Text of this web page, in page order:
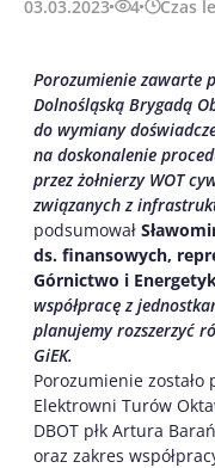
03.03.2023 4 Czas
Porozumienie zawarte
Dolnośląską Brygadą
do wymiany
na doskonalenie
przez żołnierzy WOT
związanych z
podsumował
ds. finansowych,
Górnictwo i
współpracę z
planujemy rozszerzyć
GiEK.
Porozumienie
Elektrowni Turów
DBOT płk Artura
oraz zakres